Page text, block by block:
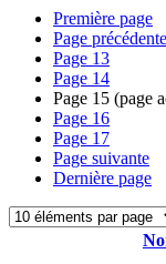
Première page
Page précédente
Page 13
Page 14
Page 15 (page
Page 16
Page 17
Page suivante
Dernière page